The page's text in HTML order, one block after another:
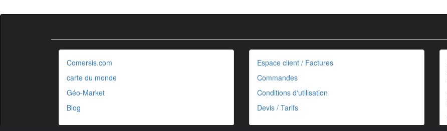
Comersis.com
carte du monde
Géo-Market
Blog
Espace client / Factures
Commandes
Conditions d'utilisation
Devis / Tarifs